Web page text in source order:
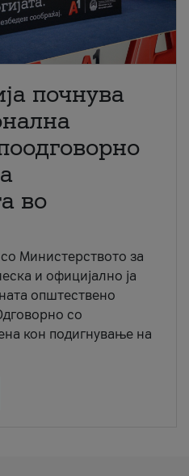
почнува
во
Министерството за
и официјално ја
општествено
со
кон подигнување на